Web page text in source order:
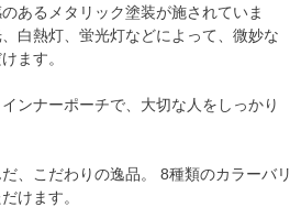
あるメタリック塗装が施されていま
白熱灯、蛍光灯などによって、微妙な
ます。
ンナーポーチで、大切な人をしっかり
、こだわりの逸品。 8種類のカラーバリ
けます。